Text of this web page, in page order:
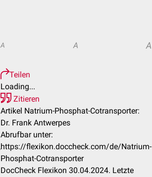
A A A
Teilen
Loading...
Zitieren
Artikel Natrium-Phosphat-Cotransporter:
Dr. Frank Antwerpes
Abrufbar unter:
https://flexikon.doccheck.com/de/Natrium-
Phosphat-Cotransporter
DocCheck Flexikon 30.04.2024. Letzte